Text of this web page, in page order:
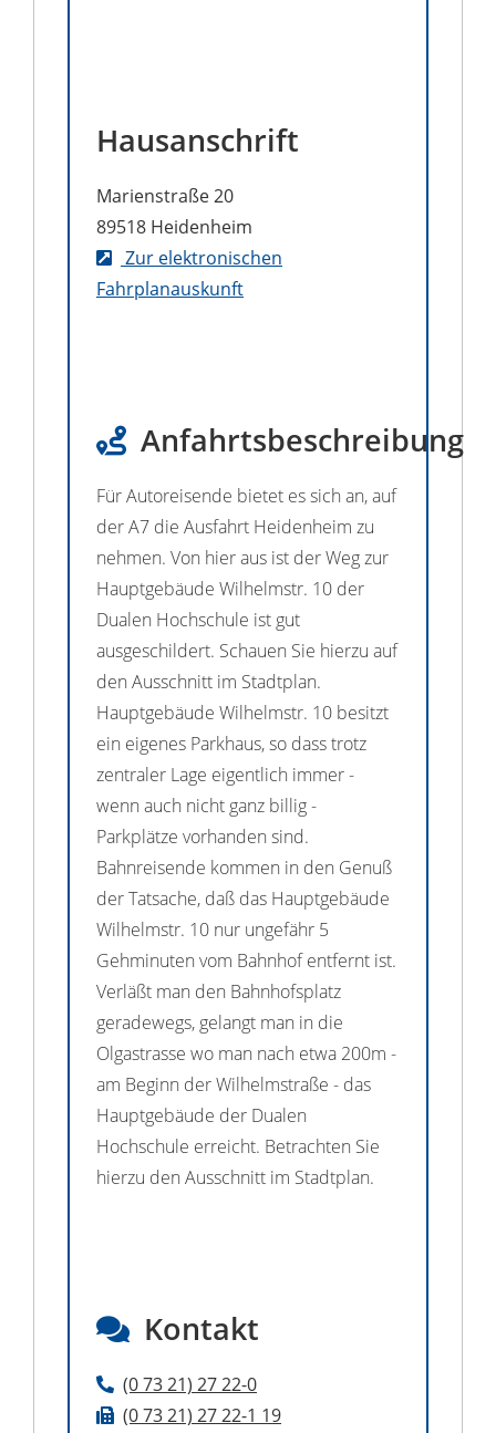
Hausanschrift
Marienstraße 20
89518 Heidenheim
Zur elektronischen
Fahrplanauskunft
Anfahrtsbeschreibung
Für Autoreisende bietet es sich an, auf
der A7 die Ausfahrt Heidenheim zu
nehmen. Von hier aus ist der Weg zur
Hauptgebäude Wilhelmstr. 10 der
Dualen Hochschule ist gut
ausgeschildert. Schauen Sie hierzu auf
den Ausschnitt im Stadtplan.
Hauptgebäude Wilhelmstr. 10 besitzt
ein eigenes Parkhaus, so dass trotz
zentraler Lage eigentlich immer -
wenn auch nicht ganz billig -
Parkplätze vorhanden sind.
Bahnreisende kommen in den Genuß
der Tatsache, daß das Hauptgebäude
Wilhelmstr. 10 nur ungefähr 5
Gehminuten vom Bahnhof entfernt ist.
Verläßt man den Bahnhofsplatz
geradewegs, gelangt man in die
Olgastrasse wo man nach etwa 200m -
am Beginn der Wilhelmstraße - das
Hauptgebäude der Dualen
Hochschule erreicht. Betrachten Sie
hierzu den Ausschnitt im Stadtplan.
Kontakt
(07321) 2722-0
(07321) 2722-1 19